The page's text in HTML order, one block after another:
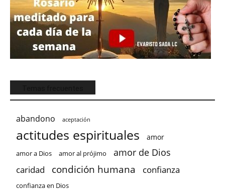
abandono aceptación
actitudes espirituales amor
amor a Dios amor al prójimo amor de Dios
caridad condición humana confianza
confianza en Dios